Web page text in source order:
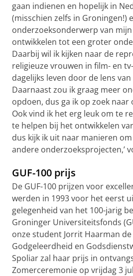
gaan indienen en hopelijk in
(misschien zelfs in Groningen!)
onderzoeksonderwerp van
ontwikkelen tot een groter
Daarbij wil ik kijken naar de
religieuze vrouwen in film- en
dagelijks leven door de lens
Daarnaast zou ik graag meer
opdoen, dus ga ik op zoek
Ook vind ik het erg leuk om te
te helpen bij het ontwikkelen
dus kijk ik uit naar manieren
andere onderzoeksprojecten,’
GUF-100 prijs
De GUF-100 prijzen voor
werden in 1993 voor het eerst
gelegenheid van het 100-jarig
Groninger Universiteitsfonds
onze student Jorrit Haarman
Godgeleerdheid en
Spoliar zal haar prijs in
Zomerceremonie op vrijdag 3